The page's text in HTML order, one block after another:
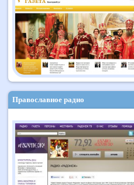
Православное радио